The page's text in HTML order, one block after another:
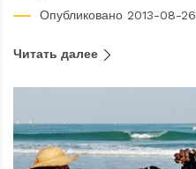
Опубликовано 2013-08-26
Читать далее